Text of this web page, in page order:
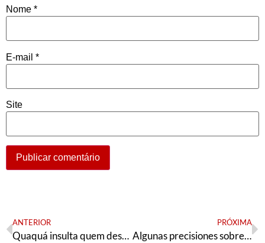
Nome *
E-mail *
Site
ANTERIOR
Quaquá insulta quem deseja lutar
PRÓXIMA
Algunas precisiones sobre el diálogo y la negociación en Venezuela